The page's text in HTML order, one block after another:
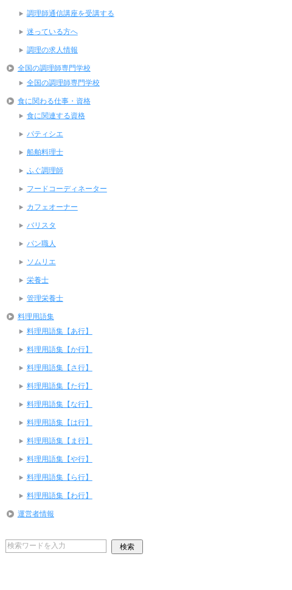
調理師通信講座を受講する
迷っている方へ
調理の求人情報
全国の調理師専門学校
全国の調理師専門学校
食に関わる仕事・資格
食に関連する資格
パティシエ
船舶料理士
ふぐ調理師
フードコーディネーター
カフェオーナー
バリスタ
パン職人
ソムリエ
栄養士
管理栄養士
料理用語集
料理用語集【あ行】
料理用語集【か行】
料理用語集【さ行】
料理用語集【た行】
料理用語集【な行】
料理用語集【は行】
料理用語集【ま行】
料理用語集【や行】
料理用語集【ら行】
料理用語集【わ行】
運営者情報